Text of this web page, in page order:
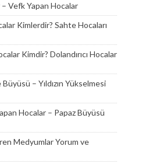
Vefk Yapan Hocalar
Kimlerdir? Sahte Hocaları
Kimdir? Dolandırıcı Hocalar
Büyüsü – Yıldızın Yükselmesi
Hocalar – Papaz Büyüsü
Medyumlar Yorum ve